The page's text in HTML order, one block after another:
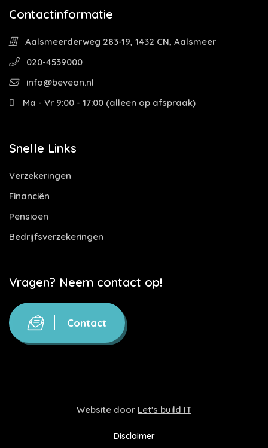
Contactinformatie
Aalsmeerderweg 283-19, 1432 CN, Aalsmeer
020-4539000
info@beveon.nl
Ma - Vr 9:00 - 17:00 (alleen op afspraak)
Snelle Links
Verzekeringen
Financiën
Pensioen
Bedrijfsverzekeringen
Vragen? Neem contact op!
Contact
Website door Let's build IT
Disclaimer